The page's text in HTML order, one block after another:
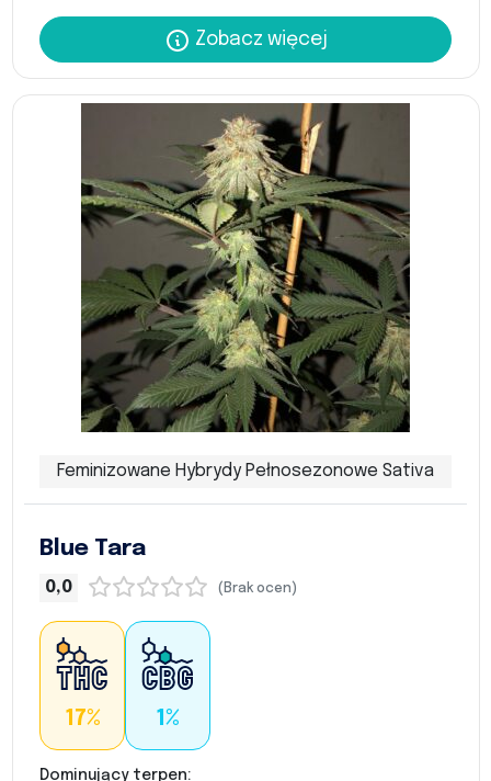
Zobacz więcej
Feminizowane Hybrydy Pełnosezonowe Sativa
Blue Tara
0,0 (Brak ocen)
17% 1%
Dominujący terpen: